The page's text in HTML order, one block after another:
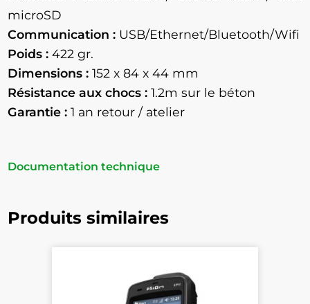
microSD
Communication : USB/Ethernet/Bluetooth/Wifi
Poids : 422 gr.
Dimensions : 152 x 84 x 44 mm
Résistance aux chocs : 1.2m sur le béton
Garantie : 1 an retour / atelier
Documentation technique
Produits similaires